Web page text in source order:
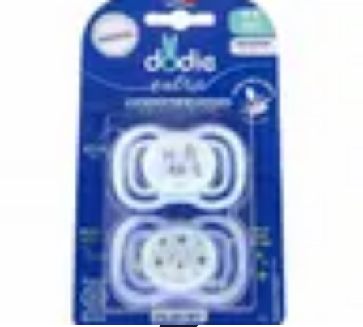
Amour et Cœurs
Relations Amoureuses Relations amoureusesSymbolique et
TendancesPsychologie de l'Amour
Amour et Cœurs